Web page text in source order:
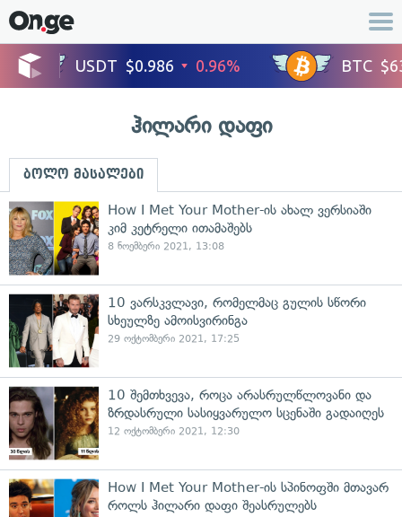
ჰილარი დაფი
ბოლო მასალები
How I Met Your Mother-ის ახალ ვერსიაში
კიმ კეტრელი ითამაშებს
8 ნოემბერი 2021, 13:08
10 ვარსკვლავი, რომელმაც გულის სწორი
სხეულზე ამოისვირინგა
29 ოქტომბერი 2021, 17:25
10 შემთხვევა, როცა არასრულწლოვანი და
ზრდასრული სასიყვარულო სცენაში გადაიღეს
12 ოქტომბერი 2021, 12:30
How I Met Your Mother-ის სპინოფში მთავარ
როლს ჰილარი დაფი შეასრულებს